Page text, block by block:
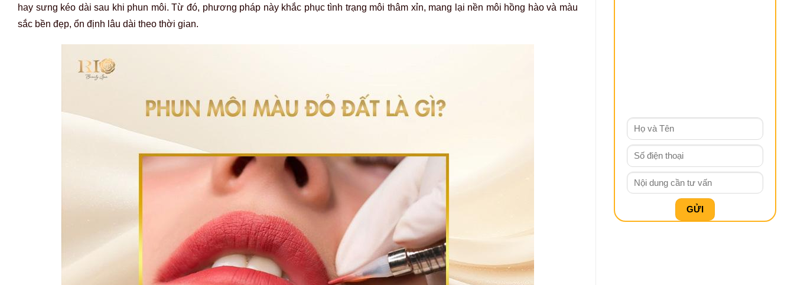
hay sưng kéo dài sau khi phun môi. Từ đó, phương pháp này khắc phục tình trạng môi thâm xỉn, mang lại nền môi hồng hào và màu
sắc bền đẹp, ổn định lâu dài theo thời gian.